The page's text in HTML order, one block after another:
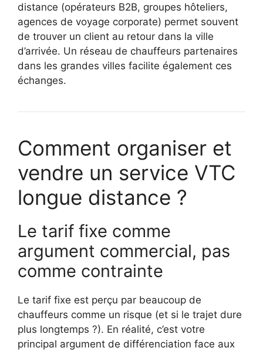
distance (opérateurs B2B, groupes hôteliers,
agences de voyage corporate) permet souvent
de trouver un client au retour dans la ville
d’arrivée. Un réseau de chauffeurs partenaires
dans les grandes villes facilite également ces
échanges.
Comment organiser et
vendre un service VTC
longue distance ?
Le tarif fixe comme
argument commercial, pas
comme contrainte
Le tarif fixe est perçu par beaucoup de
chauffeurs comme un risque (et si le trajet dure
plus longtemps ?). En réalité, c’est votre
principal argument de différenciation face aux